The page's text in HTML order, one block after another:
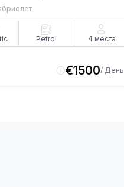
Petrol 4 места
€1500/ День